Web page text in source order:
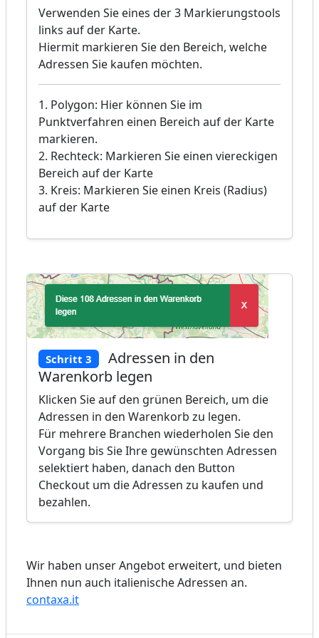
Verwenden Sie eines der 3 Markierungstools
links auf der Karte.
Hiermit markieren Sie den Bereich, welche
Adressen Sie kaufen möchten.
1. Polygon: Hier können Sie im
Punktverfahren einen Bereich auf der Karte
markieren.
2. Rechteck: Markieren Sie einen viereckigen
Bereich auf der Karte
3. Kreis: Markieren Sie einen Kreis (Radius)
auf der Karte
Schritt 3
Adressen in den
Warenkorb legen
Klicken Sie auf den grünen Bereich, um die
Adressen in den Warenkorb zu legen.
Für mehrere Branchen wiederholen Sie den
Vorgang bis Sie Ihre gewünschten Adressen
selektiert haben, danach den Button
Checkout um die Adressen zu kaufen und
bezahlen.
Wir haben unser Angebot erweitert, und bieten
Ihnen nun auch italienische Adressen an.
contaxa.it